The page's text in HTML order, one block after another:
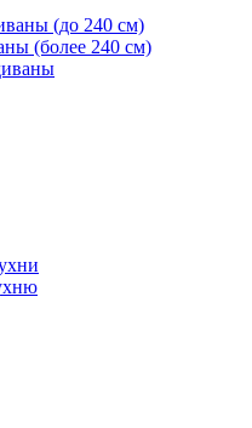
(до 240 см)
(более 240 см)